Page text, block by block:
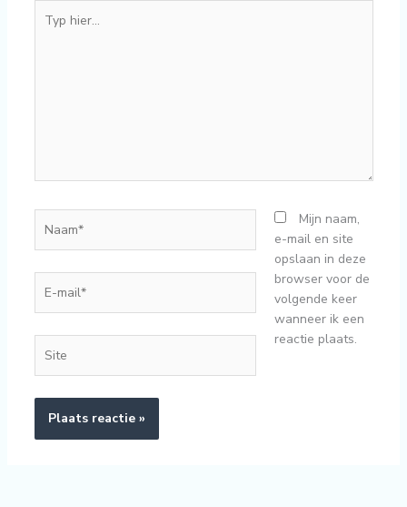
hier...
mail*
Mijn naam,
e-mail en site
opslaan in deze
browser voor de
volgende keer
wanneer ik een
reactie plaats.